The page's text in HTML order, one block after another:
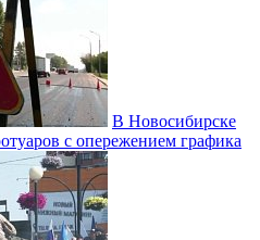
В Новосибирске
с опережением графика